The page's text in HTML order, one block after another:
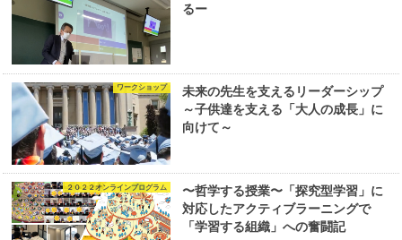
るー
ワークショップ
未来の先生を支えるリーダーシップ
～子供達を支える「大人の成長」に
向けて～
２０２２オンラインプログラム
〜哲学する授業〜「探究型学習」に
対応したアクティブラーニングで
「学習する組織」への奮闘記